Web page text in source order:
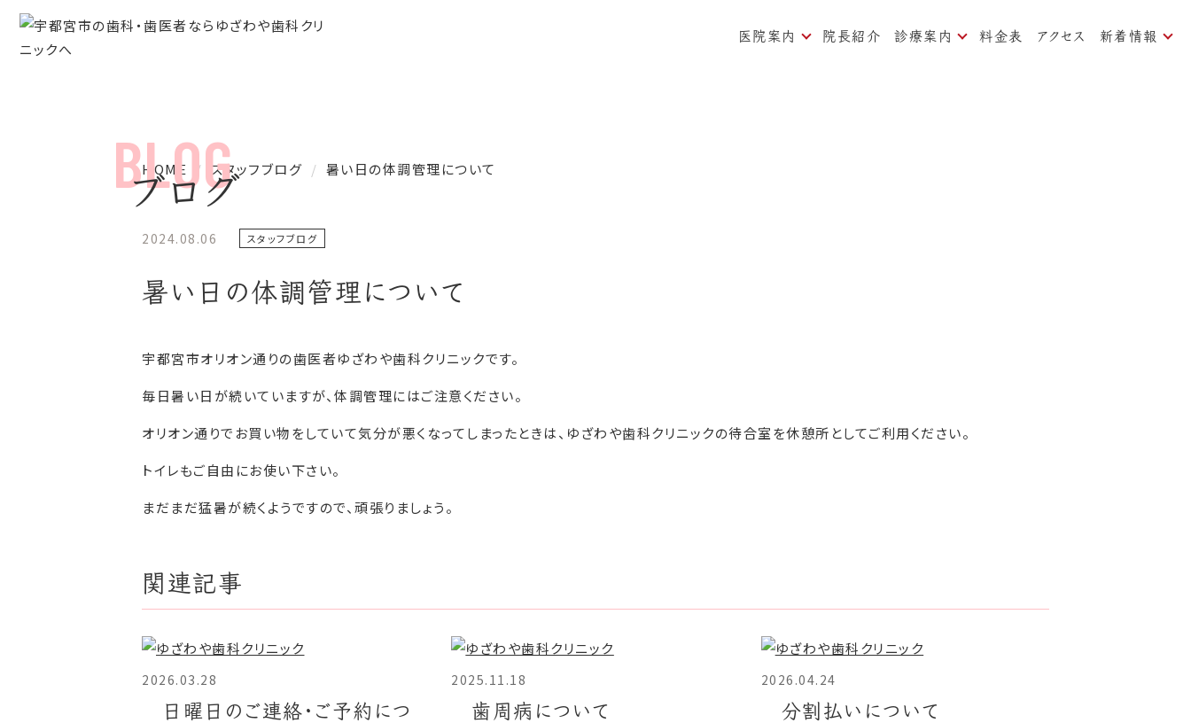
医院案内 院長紹介 診療案内 料金表 アクセス 新着情報
ブログ
HOME スタッフブログ 暑い日の体調管理について
2024.08.06 スタッフブログ
暑い日の体調管理について
宇都宮市オリオン通りの歯医者ゆざわや歯科クリニックです。
毎日暑い日が続いていますが、体調管理にはご注意ください。
オリオン通りでお買い物をしていて気分が悪くなってしまったときは、ゆざわや歯科クリニックの待合室を休憩所としてご利用ください。
トイレもご自由にお使い下さい。
まだまだ猛暑が続くようですので、頑張りましょう。
関連記事
2026.03.28
日曜日のご連絡・ご予約につ
2025.11.18
歯周病について
2026.04.24
分割払いについて